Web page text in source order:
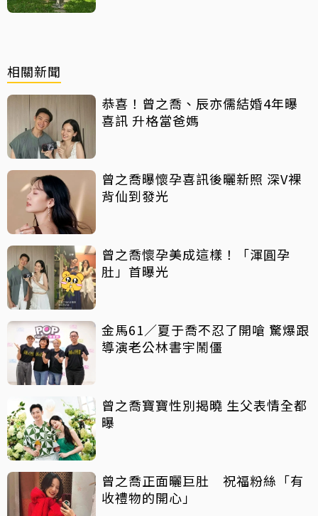
相關新聞
恭喜！曾之喬、辰亦儒結婚4年曝
喜訊 升格當爸媽
曾之喬曝懷孕喜訊後曬新照 深V裸
背仙到發光
曾之喬懷孕美成這樣！「渾圓孕
肚」首曝光
金馬61／夏于喬不忍了開嗆 驚爆跟
導演老公林書宇鬧僵
曾之喬寶寶性別揭曉 生父表情全都
曝
曾之喬正面曬巨肚 祝福粉絲「有
收禮物的開心」